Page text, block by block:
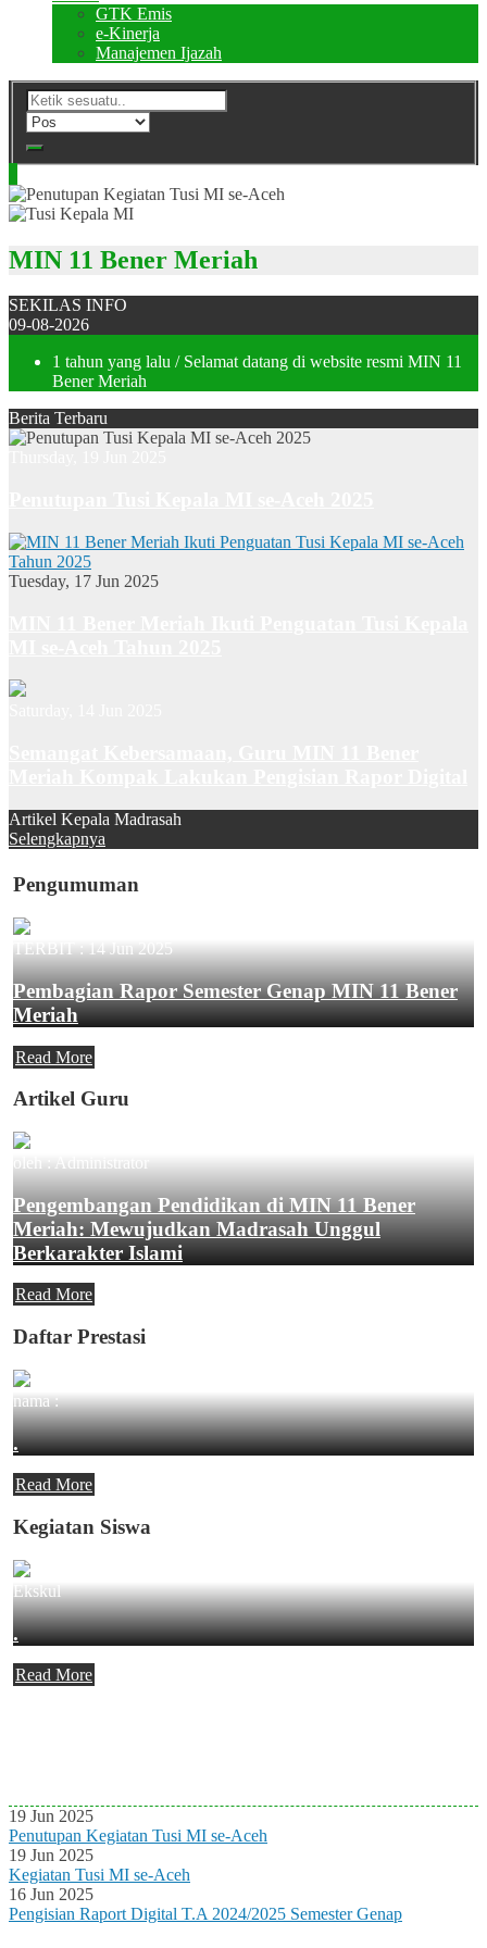
GTK Emis
e-Kinerja
Manajemen Ijazah
MIN 11 Bener Meriah
SEKILAS INFO
09-08-2026
1 tahun yang lalu / Selamat datang di website resmi MIN 11
Bener Meriah
Berita Terbaru
Tuesday, 17 Jun 2025
Artikel Kepala Madrasah
Selengkapnya
Pengumuman
TERBIT :14 Jun 2025
Pembagian Rapor Semester Genap MIN 11 Bener
Meriah
Read More
Artikel Guru
oleh : Administrator
Pengembangan Pendidikan di MIN 11 Bener
Meriah: Mewujudkan Madrasah Unggul
Berkarakter Islami
Read More
Daftar Prestasi
nama :
.
Read More
Kegiatan Siswa
Ekskul
.
Read More
19 Jun 2025
Penutupan Kegiatan Tusi MI se-Aceh
19 Jun 2025
Kegiatan Tusi MI se-Aceh
16 Jun 2025
Pengisian Raport Digital T.A 2024/2025 Semester Genap